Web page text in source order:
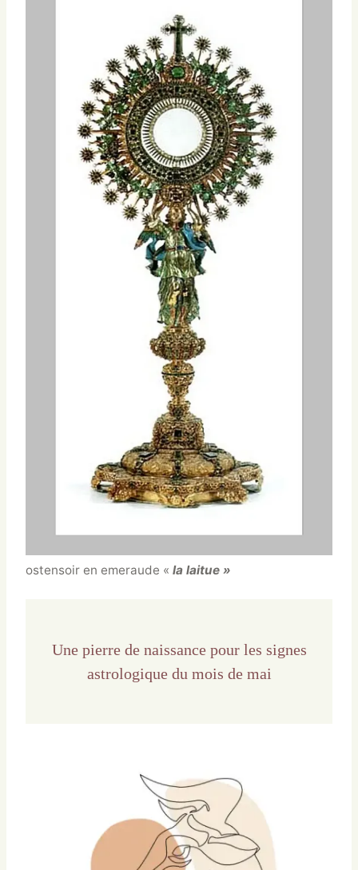
ostensoir en emeraude « la laitue »
Une pierre de naissance pour les signes
astrologique du mois de mai